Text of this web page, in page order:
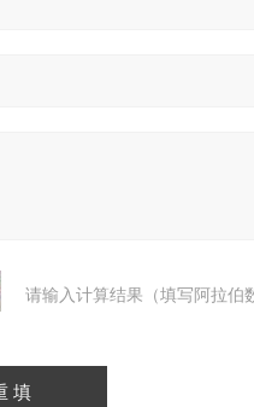
请输入计算结果（填写阿拉伯